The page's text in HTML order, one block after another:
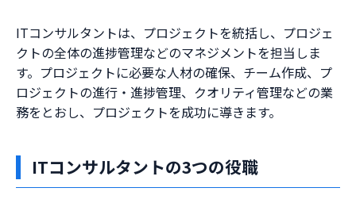
ITコンサルタントは、プロジェクトを統括し、プロジェ
クトの全体の進捗管理などのマネジメントを担当しま
す。プロジェクトに必要な人材の確保、チーム作成、プ
ロジェクトの進行・進捗管理、クオリティ管理などの業
務をとおし、プロジェクトを成功に導きます。
ITコンサルタントの3つの役職